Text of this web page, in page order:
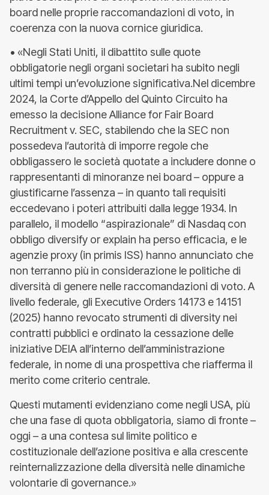
board nelle proprie raccomandazioni di voto, in
coerenza con la nuova cornice giuridica.
• «Negli Stati Uniti, il dibattito sulle quote
obbligatorie negli organi societari ha subito negli
ultimi tempi un’evoluzione significativa.Nel dicembre
2024, la Corte d’Appello del Quinto Circuito ha
emesso la decisione Alliance for Fair Board
Recruitment v. SEC, stabilendo che la SEC non
possedeva l’autorità di imporre regole che
obbligassero le società quotate a includere donne o
rappresentanti di minoranze nei board – oppure a
giustificarne l’assenza – in quanto tali requisiti
eccedevano i poteri attribuiti dalla legge 1934. In
parallelo, il modello “aspirazionale” di Nasdaq con
obbligo diversify or explain ha perso efficacia, e le
agenzie proxy (in primis ISS) hanno annunciato che
non terranno più in considerazione le politiche di
diversità di genere nelle raccomandazioni di voto. A
livello federale, gli Executive Orders 14173 e 14151
(2025) hanno revocato strumenti di diversity nei
contratti pubblici e ordinato la cessazione delle
iniziative DEIA all’interno dell’amministrazione
federale, in nome di una prospettiva che riafferma il
merito come criterio centrale.
Questi mutamenti evidenziano come negli USA, più
che una fase di quota obbligatoria, siamo di fronte –
oggi – a una contesa sul limite politico e
costituzionale dell’azione positiva e alla crescente
reinternalizzazione della diversità nelle dinamiche
volontarie di governance.»